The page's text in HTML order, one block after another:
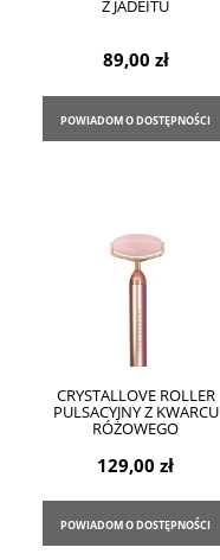
Z JADEITU
89,00 zł
POWIADOM O DOSTĘPNOŚCI
CRYSTALLOVE ROLLER
PULSACYJNY Z KWARCU
RÓŻOWEGO
129,00 zł
POWIADOM O DOSTĘPNOŚCI